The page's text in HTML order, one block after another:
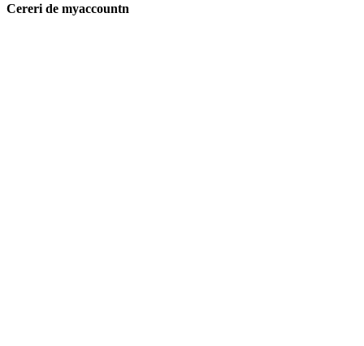
Cereri de myaccountn